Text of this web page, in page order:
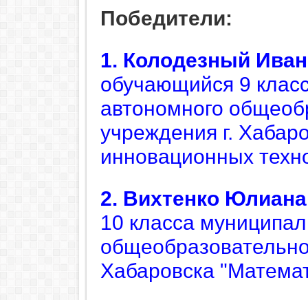
Победители:
1. Колодезный
обучающийся 9
автономного
учреждения г.
инновационных
2. Вихтенко Юлиана
10 класса
Хабаровска